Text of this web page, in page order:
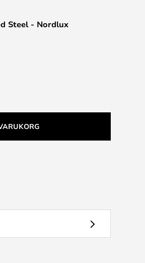
Steel - Nordlux